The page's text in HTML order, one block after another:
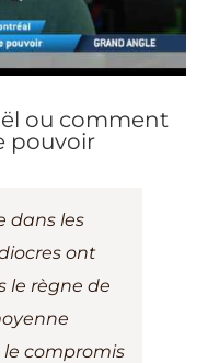
ou comment
pouvoir
dans les
ont
le règne de
compromis